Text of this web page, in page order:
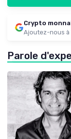
Crypto
Ajoutez-nous à
Parole